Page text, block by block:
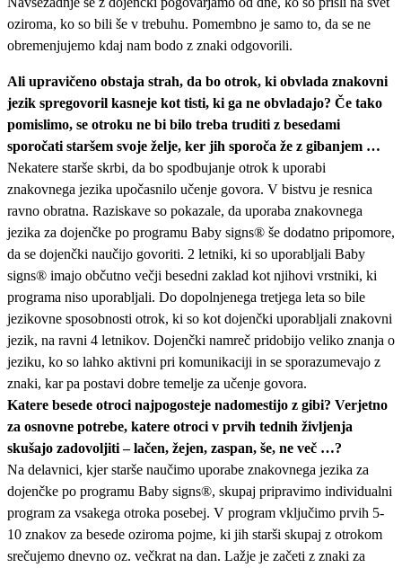
oziroma, ko so bili še v trebuhu. Pomembno je samo to, da se ne
obremenjujemo kdaj nam bodo z znaki odgovorili.
Ali upravičeno obstaja strah, da bo otrok, ki obvlada znakovni
jezik spregovoril kasneje kot tisti, ki ga ne obvladajo? Če tako
pomislimo, se otroku ne bi bilo treba truditi z besedami
sporočati staršem svoje želje, ker jih sporoča že z gibanjem …
Nekatere starše skrbi, da bo spodbujanje otrok k uporabi
znakovnega jezika upočasnilo učenje govora. V bistvu je resnica
ravno obratna. Raziskave so pokazale, da uporaba znakovnega
jezika za dojenčke po programu Baby signs® še dodatno pripomore,
da se dojenčki naučijo govoriti. 2 letniki, ki so uporabljali Baby
signs® imajo občutno večji besedni zaklad kot njihovi vrstniki, ki
programa niso uporabljali. Do dopolnjenega tretjega leta so bile
jezikovne sposobnosti otrok, ki so kot dojenčki uporabljali znakovni
jezik, na ravni 4 letnikov. Dojenčki namreč pridobijo veliko znanja o
jeziku, ko so lahko aktivni pri komunikaciji in se sporazumevajo z
znaki, kar pa postavi dobre temelje za učenje govora.
Katere besede otroci najpogosteje nadomestijo z gibi? Verjetno
za osnovne potrebe, katere otroci v prvih tednih življenja
skušajo zadovoljiti – lačen, žejen, zaspan, še, ne več …?
Na delavnici, kjer starše naučimo uporabe znakovnega jezika za
dojenčke po programu Baby signs®, skupaj pripravimo individualni
program za vsakega otroka posebej. V program vključimo prvih 5-
10 znakov za besede oziroma pojme, ki jih starši skupaj z otrokom
srečujemo dnevno oz. večkrat na dan. Lažje je začeti z znaki za